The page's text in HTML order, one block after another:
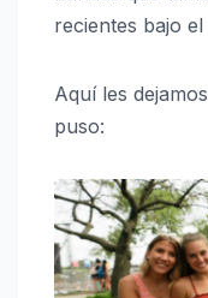
recientes bajo
Aquí les
puso: